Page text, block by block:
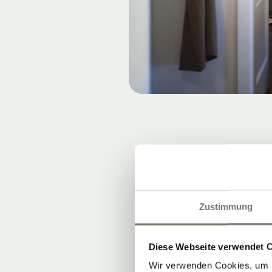
Zustimmung
Diese Webseite verwendet
Wir verwenden Cookies,
VOM
Ein
unserem